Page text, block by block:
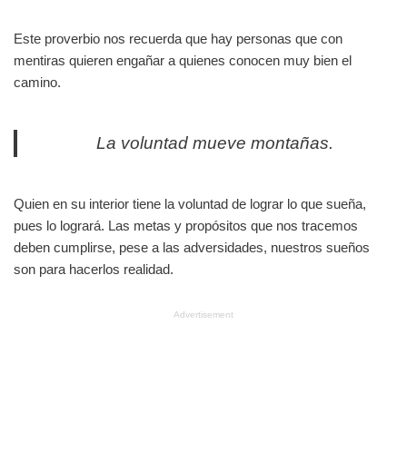
Este proverbio nos recuerda que hay personas que con
mentiras quieren engañar a quienes conocen muy bien el
camino.
La voluntad mueve montañas.
Quien en su interior tiene la voluntad de lograr lo que sueña,
pues lo logrará. Las metas y propósitos que nos tracemos
deben cumplirse, pese a las adversidades, nuestros sueños
son para hacerlos realidad.
Advertisement